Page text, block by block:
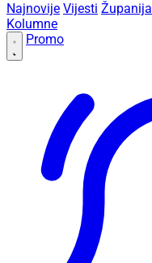
Najnovije Vijesti Županija
Kolumne
Promo